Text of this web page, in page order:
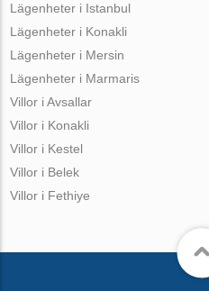
Lägenheter i Istanbul
Lägenheter i Konakli
Lägenheter i Mersin
Lägenheter i Marmaris
Villor i Avsallar
Villor i Konakli
Villor i Kestel
Villor i Belek
Villor i Fethiye